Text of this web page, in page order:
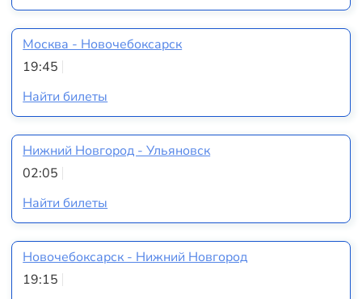
Москва - Новочебоксарск
19:45
Найти билеты
Нижний Новгород - Ульяновск
02:05
Найти билеты
Новочебоксарск - Нижний Новгород
19:15